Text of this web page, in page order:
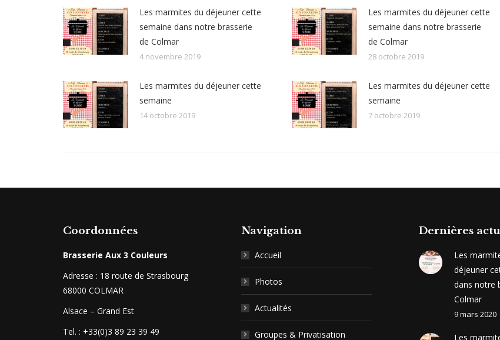
Les marmites du déjeuner cette
semaine dans notre brasserie
de Colmar
4 novembre 2019
Les marmites du déjeuner cette
semaine dans notre brasserie
de Colmar
28 octobre 2019
Les marmites du déjeuner cette
semaine
14 octobre 2019
Les marmites du déjeuner cette
semaine
7 octobre 2019
Coordonnées
Brasserie Aux 3 Couleurs
Adresse : 18 route de Strasbourg
68000 COLMAR
Alsace – Grand Est
Tel. : +33(0)3 89 23 39 49
Navigation
Accueil
Photos
Actualités
Groupes & Privatisation
Dernières
Les
déjeuner
dans notre
Colmar
9 mars 2020
Les